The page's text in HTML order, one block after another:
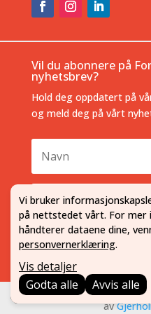
Vil du abonnere på
nyhetsbrev?
Hold deg oppdatert på
og meld deg på vårt
post
Meld
Copyright 2019 Alle
av
Vi bruker
på nettstedet vårt. For mer
håndterer dataene dine,
personvernerklæring.
Vis detaljer
Godta alle
Avvis alle